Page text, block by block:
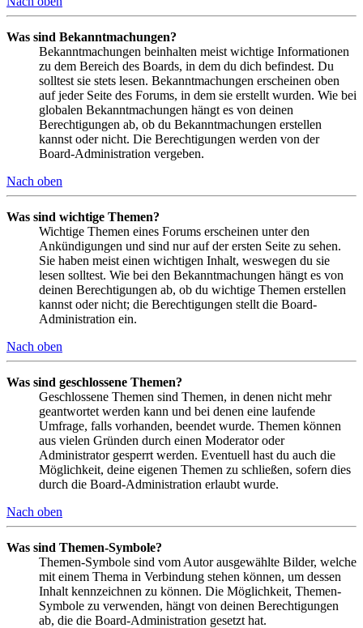
Was sind Bekanntmachungen?
Bekanntmachungen beinhalten meist wichtige Informationen
zu dem Bereich des Boards, in dem du dich befindest. Du
solltest sie stets lesen. Bekanntmachungen erscheinen oben
auf jeder Seite des Forums, in dem sie erstellt wurden. Wie bei
globalen Bekanntmachungen hängt es von deinen
Berechtigungen ab, ob du Bekanntmachungen erstellen
kannst oder nicht. Die Berechtigungen werden von der
Board-Administration vergeben.
Nach oben
Was sind wichtige Themen?
Wichtige Themen eines Forums erscheinen unter den
Ankündigungen und sind nur auf der ersten Seite zu sehen.
Sie haben meist einen wichtigen Inhalt, weswegen du sie
lesen solltest. Wie bei den Bekanntmachungen hängt es von
deinen Berechtigungen ab, ob du wichtige Themen erstellen
kannst oder nicht; die Berechtigungen stellt die Board-
Administration ein.
Nach oben
Was sind geschlossene Themen?
Geschlossene Themen sind Themen, in denen nicht mehr
geantwortet werden kann und bei denen eine laufende
Umfrage, falls vorhanden, beendet wurde. Themen können
aus vielen Gründen durch einen Moderator oder
Administrator gesperrt werden. Eventuell hast du auch die
Möglichkeit, deine eigenen Themen zu schließen, sofern dies
durch die Board-Administration erlaubt wurde.
Nach oben
Was sind Themen-Symbole?
Themen-Symbole sind vom Autor ausgewählte Bilder, welche
mit einem Thema in Verbindung stehen können, um dessen
Inhalt kennzeichnen zu können. Die Möglichkeit, Themen-
Symbole zu verwenden, hängt von deinen Berechtigungen
ab, die die Board-Administration gesetzt hat.